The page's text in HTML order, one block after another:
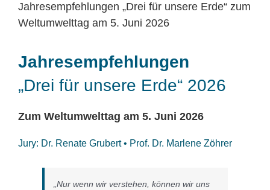
Jahresempfehlungen „Drei für unsere Erde“ zum
Weltumwelttag am 5. Juni 2026
Jahresempfehlungen
„Drei für unsere Erde“ 2026
Zum Weltumwelttag am 5. Juni 2026
Jury: Dr. Renate Grubert • Prof. Dr. Marlene Zöhrer
„Nur wenn wir verstehen, können wir uns